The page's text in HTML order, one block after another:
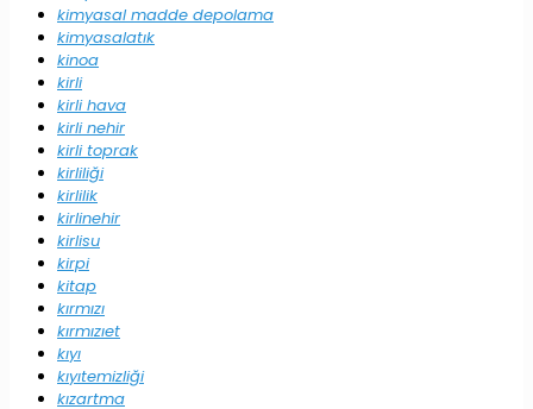
kimyasal madde depolama
kimyasalatık
kinoa
kirli
kirli hava
kirli nehir
kirli toprak
kirliliği
kirlilik
kirlinehir
kirlisu
kirpi
kitap
kırmızı
kırmızıet
kıyı
kıyıtemizliği
kızartma